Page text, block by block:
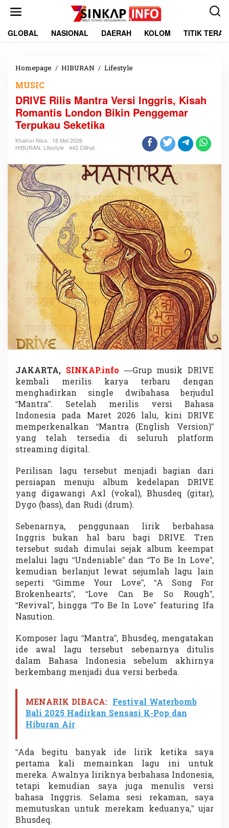
GLOBAL NASIONAL DAERAH KOLOM TITIK
Homepage / HIBURAN / Lifestyle
V
E
R
a
t
r
a
V
e
r
s
i
I
n
g
g
r
i
s
,
K
i
h
o
m
a
n
n
o
i
n
P
e
n
g
e
T
e
r
p
u
u
S
t
k
a
MUSIC
DRIVE Rilis Mantra Versi Inggris, Kisah
Romantis London Bikin Penggemar
Terpukau Seketika
Khairun Nisa
18 Mei 2026
HIBURAN Lifestyle 442 Dilihat
JAKARTA, SINKAP.info —Grup musik DRIVE
kembali merilis karya terbaru dengan
menghadirkan single dwibahasa berjudul
“Mantra”. Setelah merilis versi Bahasa
Indonesia pada Maret 2026 lalu, kini DRIVE
memperkenalkan “Mantra (English Version)”
yang telah tersedia di seluruh platform
streaming digital.
Perilisan lagu tersebut menjadi bagian dari
persiapan menuju album kedelapan DRIVE
yang digawangi Axl (vokal), Bhusdeq (gitar),
Dygo (bass), dan Rudi (drum).
Sebenarnya, penggunaan lirik berbahasa
Inggris bukan hal baru bagi DRIVE. Tren
tersebut sudah dimulai sejak album keempat
melalui lagu “Undeniable” dan “To Be In Love”,
kemudian berlanjut lewat sejumlah lagu lain
seperti “Gimme Your Love”, “A Song For
Brokenhearts”, “Love Can Be So Rough”,
“Revival”, hingga “To Be In Love” featuring Ifa
Nasution.
Komposer lagu “Mantra”, Bhusdeq, mengatakan
ide awal lagu tersebut sebenarnya ditulis
dalam Bahasa Indonesia sebelum akhirnya
berkembang menjadi dua versi berbeda.
MENARIK DIBACA: Festival Waterbomb
Bali 2025 Hadirkan Sensasi K-Pop dan
Hiburan Air
“Ada begitu banyak ide lirik ketika saya
pertama kali memainkan lagu ini untuk
mereka. Awalnya liriknya berbahasa Indonesia,
tetapi kemudian saya juga menulis versi
bahasa Inggris. Selama sesi rekaman, saya
memutuskan untuk merekam keduanya,” ujar
Bhusdeq.